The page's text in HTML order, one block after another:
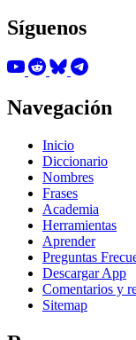
Síguenos
Navegación
Inicio
Diccionario
Nombres
Frases
Academia
Herramientas
Aprender
Preguntas
Descargar App
Comentarios y
Sitemap